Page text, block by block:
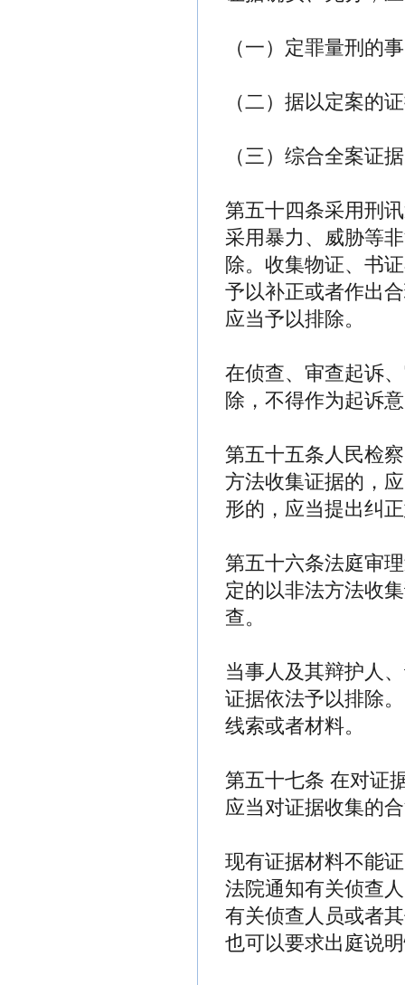
（一）定罪量刑的
（二）据以定案的
（三）综合全案证
第五十四条采用刑
采用暴力、威胁等
除。收集物证、书
予以补正或者作出
应当予以排除。
在侦查、审查起诉
除，不得作为起诉
第五十五条人民检
方法收集证据的，
形的，应当提出纠
第五十六条法庭审
定的以非法方法收
查。
当事人及其辩护人
证据依法予以排除
线索或者材料。
第五十七条 在对证
应当对证据收集的
现有证据材料不能
法院通知有关侦查
有关侦查人员或者
也可以要求出庭说